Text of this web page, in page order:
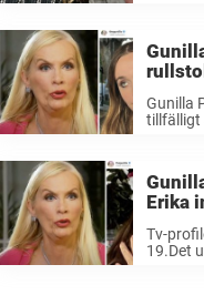
Gunilla
tillfälligt
Erika
Tv-
19.Det